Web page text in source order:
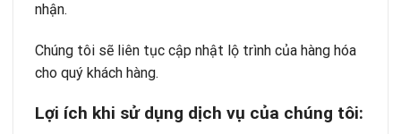
nhận.
Chúng tôi sẽ liên tục cập nhật lộ trình của hàng hóa
cho quý khách hàng.
Lợi ích khi sửdụng dịch vụ của chúng tôi: